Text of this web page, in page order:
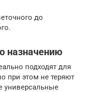
до
назначению
подходят для
при этом не теряют
универсальные